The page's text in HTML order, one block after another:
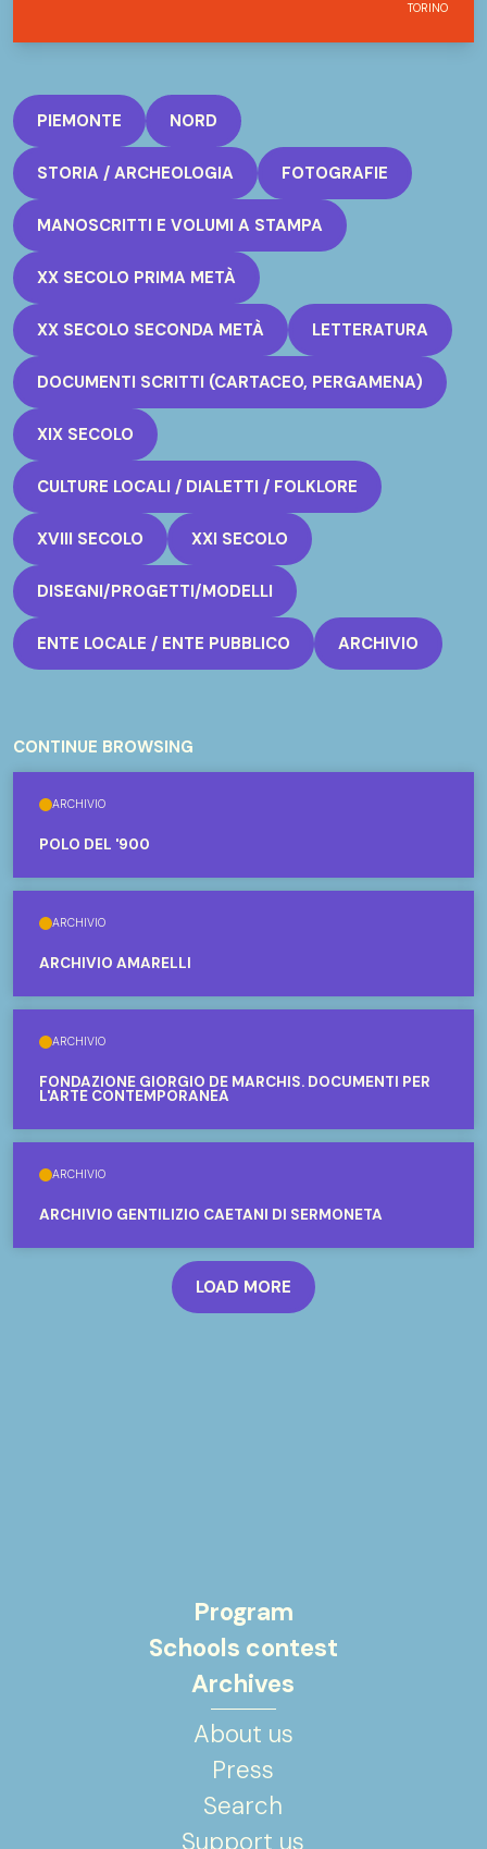
TORINO
PIEMONTE NORD
STORIA / ARCHEOLOGIA FOTOGRAFIE
MANOSCRITTI E VOLUMI A STAMPA
XX SECOLO PRIMA METÀ
XX SECOLO SECONDA METÀ LETTERATURA
DOCUMENTI SCRITTI (CARTACEO, PERGAMENA)
XIX SECOLO
CULTURE LOCALI / DIALETTI / FOLKLORE
XVIII SECOLO XXI SECOLO
DISEGNI/PROGETTI/MODELLI
ENTE LOCALE / ENTE PUBBLICO ARCHIVIO
CONTINUE BROWSING
ARCHIVIO
POLO DEL '900
ARCHIVIO
ARCHIVIO AMARELLI
ARCHIVIO
FONDAZIONE GIORGIO DE MARCHIS. DOCUMENTI PER
L'ARTE CONTEMPORANEA
ARCHIVIO
ARCHIVIO GENTILIZIO CAETANI DI SERMONETA
LOAD MORE
Program
Schools contest
Archives
About us
Press
Search
Support us